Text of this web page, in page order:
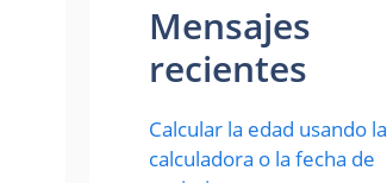
Mensajes
recientes
Calcular la edad usando la
calculadora o la fecha de